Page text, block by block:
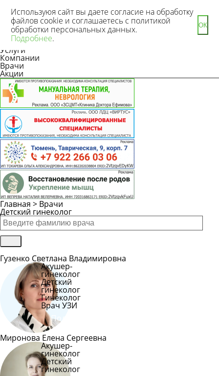
Новости
Статьи
Услуги
Компании
Врачи
Акции
Главная > Врачи
Детский гинеколог
Гузенко Светлана Владимировна
Акушер-
гинеколог
Детский
гинеколог
Гинеколог
Врач УЗИ
Подробнее
Миронова Елена Сергеевна
Акушер-
гинеколог
Детский
гинеколог
Используюя сайт вы даете согласие на обработку
файлов cookie и соглашаетесь с политикой
обработки персональных данных.
Подробнее.
ОК